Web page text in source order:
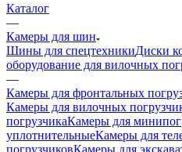
Каталог
—
Камеры для шин
Шины для спецтехникиДиски
оборудование для вилочных
—
Камеры для фронтальных
Камеры для вилочных
погрузчикаКамеры для
уплотнительныеКамеры для
погрузчиковКамеры для